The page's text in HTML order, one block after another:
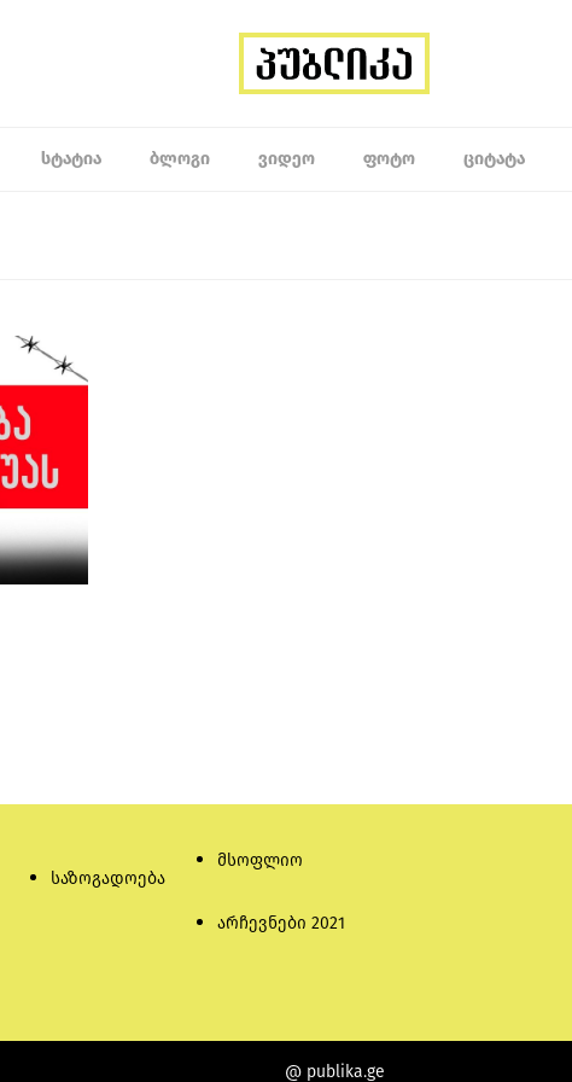
ᲡᲢᲐᲢᲘᲐ ᲑᲚᲝᲒᲘ ᲕᲘᲓᲔᲝ ᲤᲝᲢᲝ ᲪᲘᲢᲐᲢᲐ
საზოგადოება
მსოფლიო
არჩევნები 2021
@ publika.ge